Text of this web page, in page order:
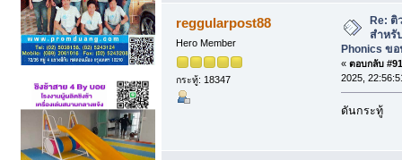
reggularpost88
Hero Member
กระทู้: 18347
Re: ติ
สำหรั
Phonics ข
« ตอบกลับ
2025,
ดันกระทู้